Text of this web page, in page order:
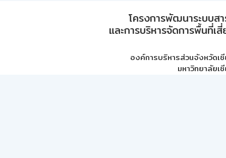
โครงการพัฒนาระบบส
และการบริหารจัดการพื้นที่เ
องค์การบริหารส่วนจังหวัดเ
มหาวิทยาลัยเ